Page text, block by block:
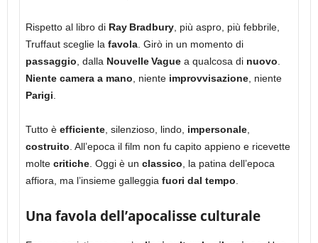
Rispetto al libro di Ray Bradbury , più aspro, più febbrile,
Truffaut sceglie la favola . Girò in un momento di
passaggio , dalla Nouvelle Vague a qualcosa di nuovo
Niente camera a mano , niente improvvisazione , niente
Parigi
Tutto è efficiente , silenzioso, lindo, impersonale
costruito . All’epoca il film non fu capito appieno e ricevette
molte critiche . Oggi è un classico , la patina dell’epoca
affiora, ma l’insieme galleggia fuori dal tempo
Una favola dell’apocalisse culturale